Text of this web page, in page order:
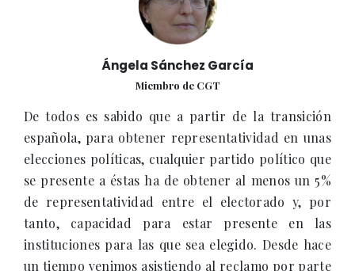
Ángela Sánchez García
Miembro de CGT
De todos es sabido que a partir de la transición
española, para obtener representatividad en unas
elecciones políticas, cualquier partido político que
se presente a éstas ha de obtener al menos un 5%
de representatividad entre el electorado y, por
tanto, capacidad para estar presente en las
instituciones para las que sea elegido. Desde hace
un tiempo venimos asistiendo al reclamo por parte